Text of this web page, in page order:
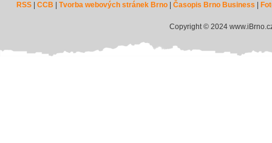
RSS |CCB |Tvorba webových stránek Brno |Časopis Brno Business
Copyright © 2024